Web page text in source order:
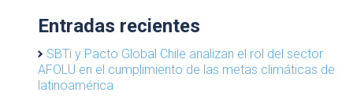
Entradas recientes
SBTi y Pacto Global Chile analizan el rol del sector
AFOLU en el cumplimiento de las metas climáticas de
latinoamérica